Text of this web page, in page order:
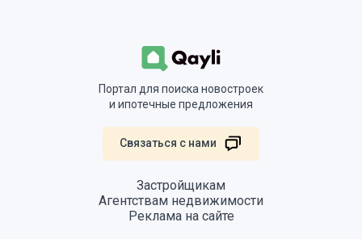
Портал для поиска новостроек
и ипотечные предложения
Связаться с нами
Застройщикам
Агентствам недвижимости
Реклама на сайте